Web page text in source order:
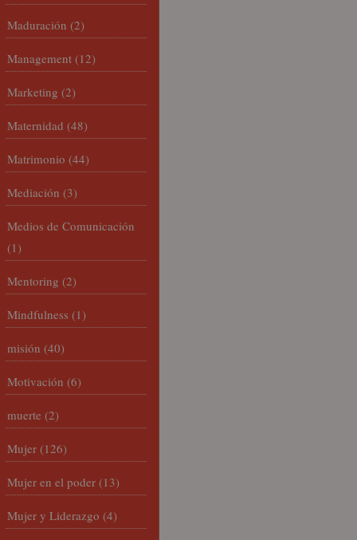
Maduración (2)
Management (12)
Marketing (2)
Maternidad (48)
Matrimonio (44)
Mediación (3)
Medios de Comunicación
(1)
Mentoring (2)
Mindfulness (1)
misión (40)
Motivación (6)
muerte (2)
Mujer (126)
Mujer en el poder (13)
Mujer y Liderazgo (4)